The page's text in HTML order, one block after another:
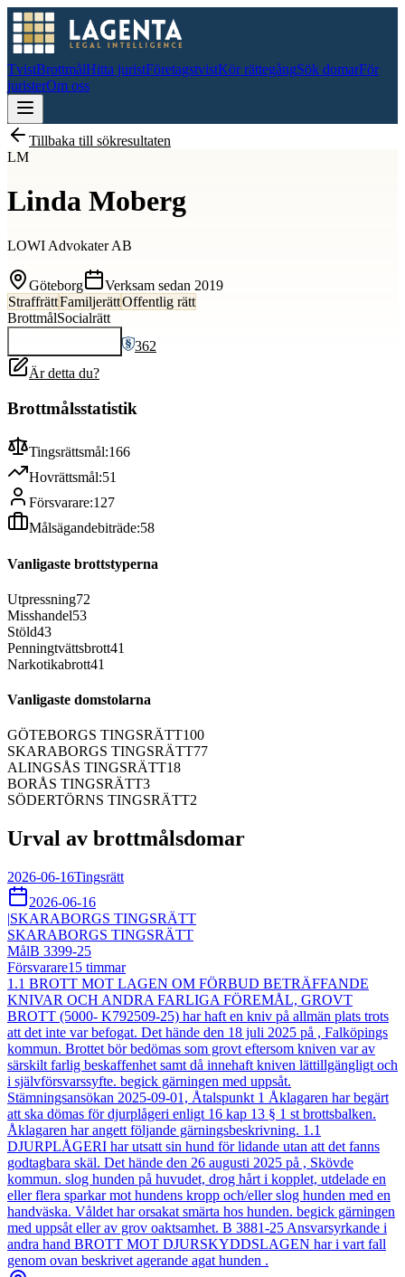
TvistBrottmålHitta juristFöretagstvistKör rättegångSök domarFör
juristerOm oss
Tillbaka till sökresultaten
LM
Linda Moberg
LOWI Advokater AB
Göteborg Verksam sedan 2019
StraffrättFamiljerättOffentlig rätt
BrottmålSocialrätt
362
Är detta du?
Brottmålsstatistik
Tingsrättsmål:166
Hovrättsmål:51
Försvarare:127
Målsägandebiträde:58
Vanligaste brottstyperna
Utpressning72
Misshandel53
Stöld43
Penningtvättsbrott41
Narkotikabrott41
Vanligaste domstolarna
GÖTEBORGS TINGSRÄTT100
SKARABORGS TINGSRÄTT77
ALINGSÅS TINGSRÄTT18
BORÅS TINGSRÄTT3
SÖDERTÖRNS TINGSRÄTT2
Urval av brottmålsdomar
2026-06-16Tingsrätt
2026-06-16
|SKARABORGS TINGSRÄTT
SKARABORGS TINGSRÄTT
MålB 3399-25
Försvarare15 timmar
1.1 BROTT MOT LAGEN OM FÖRBUD BETRÄFFANDE
KNIVAR OCH ANDRA FARLIGA FÖREMÅL, GROVT
BROTT (5000- K792509-25) har haft en kniv på allmän plats trots
att det inte var befogat. Det hände den 18 juli 2025 på , Falköpings
kommun. Brottet bör bedömas som grovt eftersom kniven var av
särskilt farlig beskaffenhet samt då innehaft kniven lättillgängligt och
i självförsvarssyfte. begick gärningen med uppsåt.
Stämningsansökan 2025-09-01, Åtalspunkt 1 Åklagaren har begärt
att ska dömas för djurplågeri enligt 16 kap 13 § 1 st brottsbalken.
Åklagaren har angett följande gärningsbeskrivning. 1.1
DJURPLÅGERI har utsatt sin hund för lidande utan att det fanns
godtagbara skäl. Det hände den 26 augusti 2025 på , Skövde
kommun. slog hunden på huvudet, drog hårt i kopplet, utdelade en
eller flera sparkar mot hundens kropp och/eller slog hunden med en
handväska. Våldet har orsakat smärta hos hunden. begick gärningen
med uppsåt eller av grov oaktsamhet. B 3881-25 Ansvarsyrkande i
andra hand BROTT MOT DJURSKYDDSLAGEN har i vart fall
genom ovan beskrivet agerande agat hunden .